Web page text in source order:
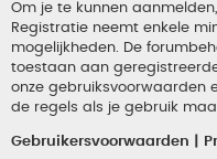
Om je te kunnen
Registratie neemt enkele
mogelijkheden. De
toestaan aan
onze gebruiksvoorwaarden
de regels als je gebruik
Gebruikersvoorwaarden